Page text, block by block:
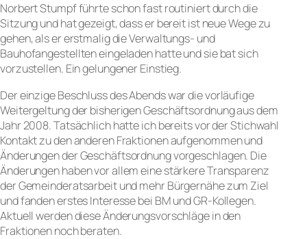
Norbert Stumpf führte schon fast routiniert durch die
Sitzung und hat gezeigt, dass er bereit ist neue Wege zu
gehen, als er erstmalig die Verwaltungs- und
Bauhofangestellten eingeladen hatte und sie bat sich
vorzustellen. Ein gelungener Einstieg.
Der einzige Beschluss des Abends war die vorläufige
Weitergeltung der bisherigen Geschäftsordnung aus dem
Jahr 2008. Tatsächlich hatte ich bereits vor der Stichwahl
Kontakt zu den anderen Fraktionen aufgenommen und
Änderungen der Geschäftsordnung vorgeschlagen. Die
Änderungen haben vor allem eine stärkere Transparenz
der Gemeinderatsarbeit und mehr Bürgernähe zum Ziel
und fanden erstes Interesse bei BM und GR-Kollegen.
Aktuell werden diese Änderungsvorschläge in den
Fraktionen noch beraten.